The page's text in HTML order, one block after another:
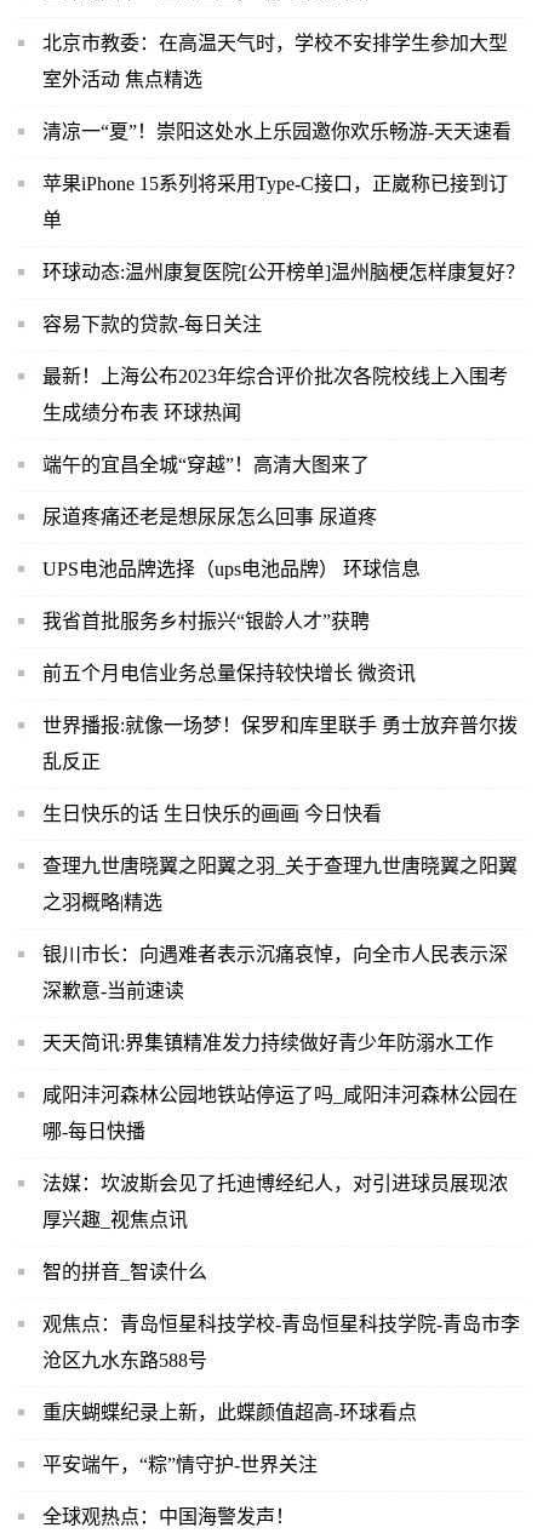
北京市教委：在高温天气时，学校不安排学生参加大型
室外活动 焦点精选
清凉一“夏”！崇阳这处水上乐园邀你欢乐畅游-天天速看
苹果iPhone 15系列将采用Type-C接口，正崴称已接到订
单
环球动态:温州康复医院[公开榜单]温州脑梗怎样康复好？
容易下款的贷款-每日关注
最新！上海公布2023年综合评价批次各院校线上入围考
生成绩分布表 环球热闻
端午的宜昌全城“穿越”！高清大图来了
尿道疼痛还老是想尿尿怎么回事 尿道疼
UPS电池品牌选择（ups电池品牌） 环球信息
我省首批服务乡村振兴“银龄人才”获聘
前五个月电信业务总量保持较快增长 微资讯
世界播报:就像一场梦！保罗和库里联手 勇士放弃普尔拨
乱反正
生日快乐的话 生日快乐的画画 今日快看
查理九世唐晓翼之阳翼之羽_关于查理九世唐晓翼之阳翼
之羽概略|精选
银川市长：向遇难者表示沉痛哀悼，向全市人民表示深
深歉意-当前速读
天天简讯:界集镇精准发力持续做好青少年防溺水工作
咸阳沣河森林公园地铁站停运了吗_咸阳沣河森林公园在
哪-每日快播
法媒：坎波斯会见了托迪博经纪人，对引进球员展现浓
厚兴趣_视焦点讯
智的拼音_智读什么
观焦点：青岛恒星科技学校-青岛恒星科技学院-青岛市李
沧区九水东路588号
重庆蝴蝶纪录上新，此蝶颜值超高-环球看点
平安端午，“粽”情守护-世界关注
全球观热点：中国海警发声！